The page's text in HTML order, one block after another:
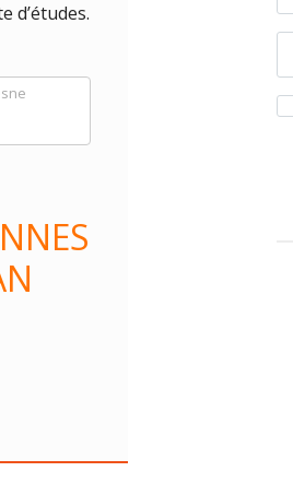
d’études.